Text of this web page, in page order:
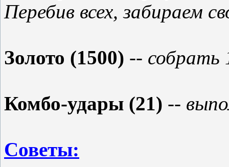
Перебив всех, забираем
Золото (1500) -- собрать
Комбо-удары (21) --
Советы: